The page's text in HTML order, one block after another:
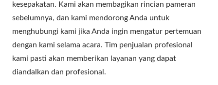
kesepakatan. Kami akan membagikan rincian pameran
sebelumnya, dan kami mendorong Anda untuk
menghubungi kami jika Anda ingin mengatur pertemuan
dengan kami selama acara. Tim penjualan profesional
kami pasti akan memberikan layanan yang dapat
diandalkan dan profesional.